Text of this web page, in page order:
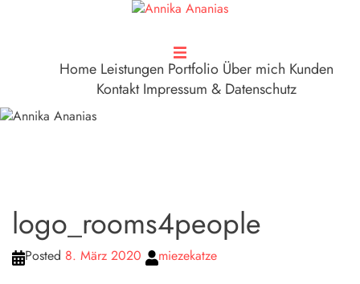
Home Leistungen Portfolio Über mich Kunden
Kontakt Impressum & Datenschutz
logo_rooms4people
Posted 8. März 2020 miezekatze